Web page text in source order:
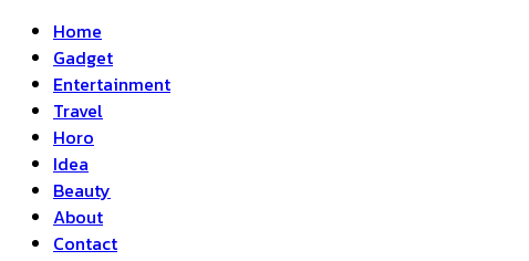
Home
Gadget
Entertainment
Travel
Horo
Idea
Beauty
About
Contact